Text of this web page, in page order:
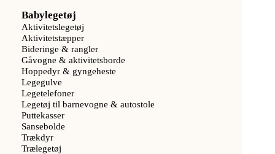
Babylegetøj
Aktivitetslegetøj
Aktivitetstæpper
Bideringe & rangler
Gåvogne & aktivitetsborde
Hoppedyr & gyngeheste
Legegulve
Legetelefoner
Legetøj til barnevogne & autostole
Puttekasser
Sansebolde
Trækdyr
Trælegetøj